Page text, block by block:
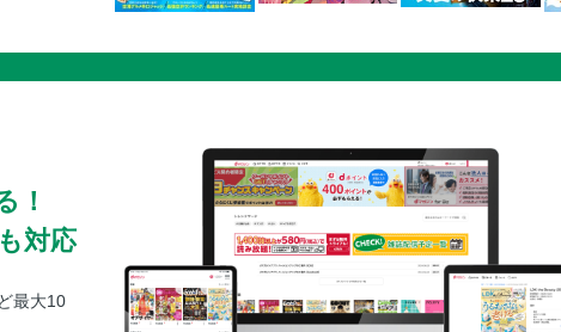
！
対応
最大10